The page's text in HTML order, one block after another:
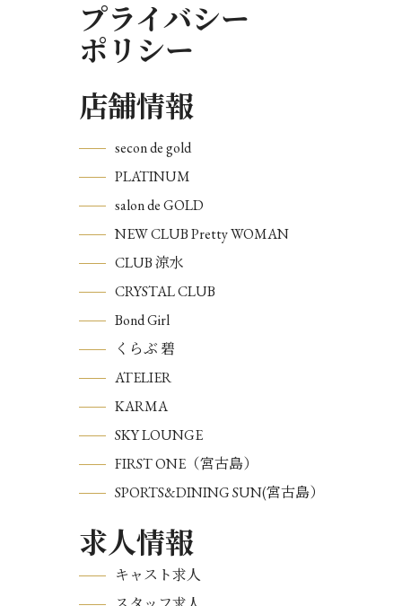
プライバシー
ポリシー
店舗情報
secon de gold
PLATINUM
salon de GOLD
NEW CLUB Pretty WOMAN
CLUB 涼水
CRYSTAL CLUB
Bond Girl
くらぶ 碧
ATELIER
KARMA
SKY LOUNGE
FIRST ONE（宮古島）
SPORTS&DINING SUN(宮古島）
求人情報
キャスト求人